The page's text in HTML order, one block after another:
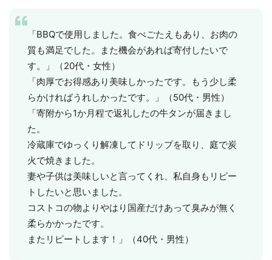
「BBQで使用しました。食べごたえもあり、お肉の
質も満足でした。また機会があれば寄付したいで
す。」（20代・女性）
「肉厚でお得感あり美味しかったです。もう少し柔
らかければうれしかったです。」（50代・男性）
「寄附から1か月程で返礼したの牛タンが届きまし
た。
冷蔵庫でゆっくり解凍してドリップを取り、庭で炭
火で焼きました。
妻や子供は美味しいと言ってくれ、私自身もリピー
トしたいと思いました。
コストコの物よりやはり国産だけあって臭みが無く
柔らかかったです。
またリピートします！」（40代・男性）